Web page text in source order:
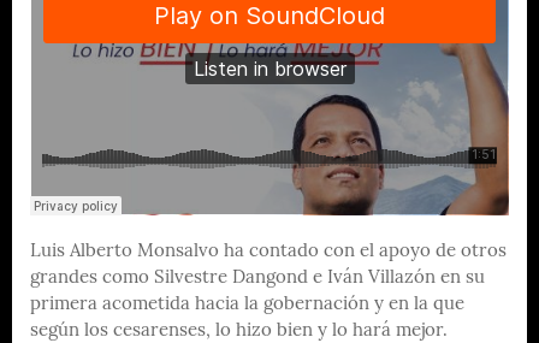
Luis Alberto Monsalvo ha contado con el apoyo de otros
grandes como Silvestre Dangond e Iván Villazón en su
primera acometida hacia la gobernación y en la que
según los cesarenses, lo hizo bien y lo hará mejor.